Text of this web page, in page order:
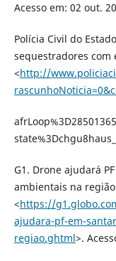
Acesso em: 02 out.
Polícia Civil do
sequestradores com
<http://
G1. Drone ajudará
ambientais na
<https://
ajudara-pf-em-
regiao.ghtml>.